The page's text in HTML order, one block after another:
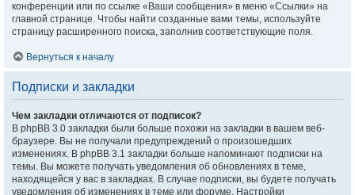
конференции или по ссылке «Ваши сообщения» в меню «Ссылки» на
главной странице. Чтобы найти созданные вами темы, используйте
страницу расширенного поиска, заполнив соответствующие поля.
Вернуться к началу
Подписки и закладки
Чем закладки отличаются от подписок?
В phpBB 3.0 закладки были больше похожи на закладки в вашем веб-
браузере. Вы не получали предупреждений о произошедших
изменениях. В phpBB 3.1 закладки больше напоминают подписки на
темы. Вы можете получать уведомления об обновлениях в теме,
находящейся у вас в закладках. В случае подписки, вы будете получать
уведомления об изменениях в теме или форуме. Настройки